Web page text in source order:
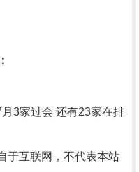
3家过会 还有23家在排
于互联网，不代表本站